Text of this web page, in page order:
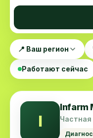
📍 Ваш регион
Работают сейчас
I
Infarm
Частная